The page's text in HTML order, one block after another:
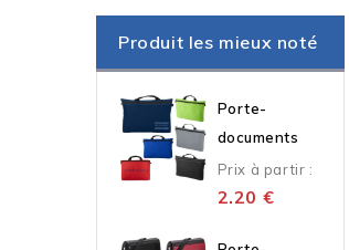
Produit les mieux noté
Porte-
documents
Prix à partir :
2.20 €